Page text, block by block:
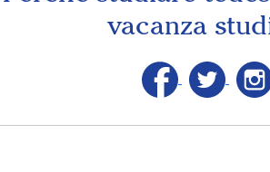
vacanza